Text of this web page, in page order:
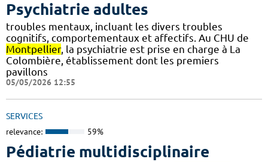
Psychiatrie adultes
troubles mentaux, incluant les divers troubles
cognitifs, comportementaux et affectifs. Au CHU de
Montpellier, la psychiatrie est prise en charge à La
Colombière, établissement dont les premiers
pavillons
05/05/2026 12:55
SERVICES
relevance: 59%
Pédiatrie multidisciplinaire